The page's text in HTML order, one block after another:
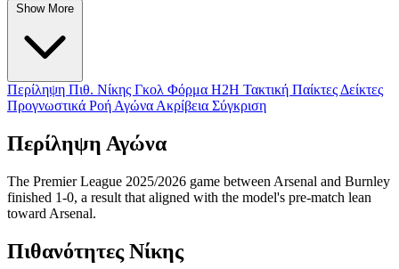
Show More
Περίληψη Πιθ. Νίκης Γκολ Φόρμα H2H Τακτική Παίκτες Δείκτες
Προγνωστικά Ροή Αγώνα Ακρίβεια Σύγκριση
Περίληψη Αγώνα
The Premier League 2025/2026 game between Arsenal and Burnley
finished 1-0, a result that aligned with the model's pre-match lean
toward Arsenal.
Πιθανότητες Νίκης